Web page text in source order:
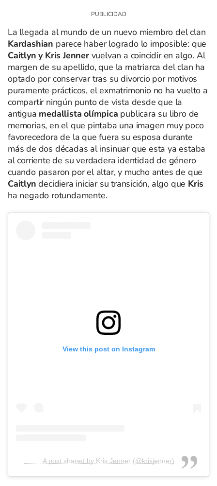
La llegada al mundo de un nuevo miembro del clan
Kardashian parece haber logrado lo imposible: que
Caitlyn y Kris Jennervuelvan a coincidir en algo. Al
margen de su apellido, que la matriarca del clan ha
optado por conservar tras su divorcio por motivos
puramente prácticos, el exmatrimonio no ha vuelto a
compartir ningún punto de vista desde que la
antigua medallista olímpica publicara su libro de
memorias, en el que pintaba una imagen muy poco
favorecedora de la que fuera su esposa durante
más de dos décadas al insinuar que esta ya estaba
al corriente de su verdadera identidad de género
cuando pasaron por el altar, y mucho antes de que
Caitlyn decidiera iniciar su transición, algo que Kris
ha negado rotundamente.
View this post on Instagram
A post shared by Kris Jenner (@krisjenner)